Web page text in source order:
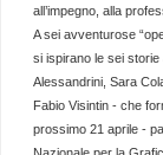
all’impegno, alla
A sei avventurose
si ispirano le sei
Alessandrini, Sara
Fabio Visintin - che
prossimo 21 aprile -